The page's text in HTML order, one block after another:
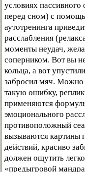
условиях
перед сном) с
аутотренинга
расслабления
моменты неудач,
соперником. Вот вы
кольца, а вот
забросил мяч. Можно
такую ошибку,
применяются
эмоционального
противоположный
вызываются картины
действий, красиво
должен ощутить
«предыгровой